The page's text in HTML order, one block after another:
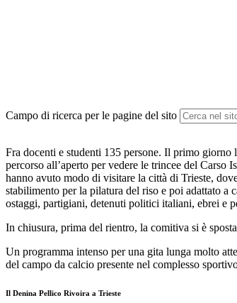
Campo di ricerca per le pagine del sito
Fra docenti e studenti 135 persone. Il primo
percorso all’aperto per vedere le trincee del
hanno avuto modo di visitare la città di Trieste,
stabilimento per la pilatura del riso e poi adattato
ostaggi, partigiani, detenuti politici italiani, ebrei e
In chiusura, prima del rientro, la comitiva si è
Un programma intenso per una gita lunga molto
del campo da calcio presente nel complesso
Il Denina Pellico Rivoira a Trieste